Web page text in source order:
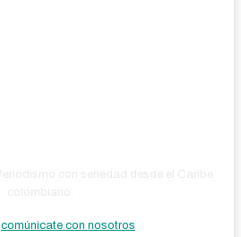
comúnicate con nosotros